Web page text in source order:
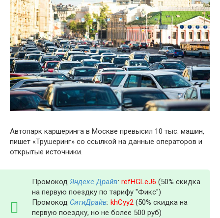
Автопарк каршеринга в Москве превысил 10 тыс. машин,
пишет «Трушеринг» со ссылкой на данные операторов и
открытые источники.
Промокод Яндекс Драйв: refHGLeJ6 (50% скидка
на первую поездку по тарифу "Фикс")
Промокод СитиДрайв: khCyy2 (50% скидка на
первую поездку, но не более 500 руб)